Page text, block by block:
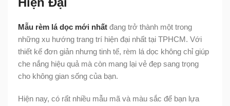
Mẫu rèm lá dọc mới nhất đang trở thành một trong
những xu hướng trang trí hiện đại nhất tại TPHCM. Với
thiết kế đơn giản nhưng tinh tế, rèm lá dọc không chỉ giúp
che nắng hiệu quả mà còn mang lại vẻ đẹp sang trọng
cho không gian sống của bạn.
Hiện nay, có rất nhiều mẫu mã và màu sắc để bạn lựa